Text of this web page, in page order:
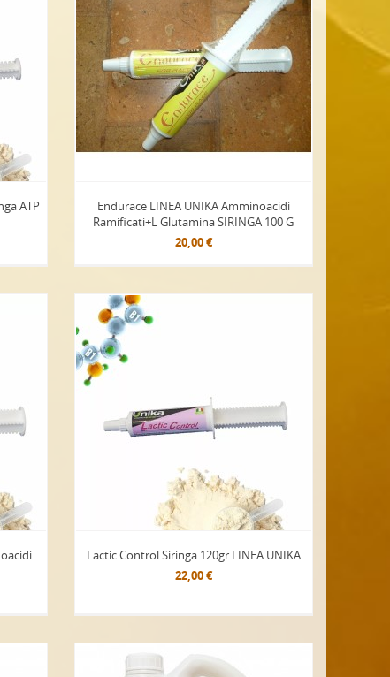
ATP
Endurace LINEA UNIKA Amminoacidi
Ramificati+L Glutamina SIRINGA 100 G
20,00 €
Lactic Control Siringa 120gr LINEA UNIKA
22,00 €